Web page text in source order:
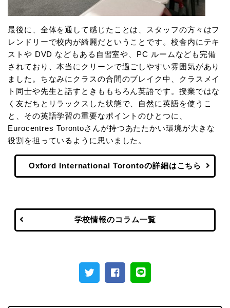
最後に、全体を通して感じたことは、スタッフの方々はフ
レンドリーで校内が綺麗だということです。校舎内にテキ
ストや DVD などもある自習室や、PC ルームなども完備
されており、本当にクリーンで過ごしやすい雰囲気があり
ました。ちなみにクラスの合間のブレイク中、クラスメイ
ト同士や先生と話すときももちろん英語です。授業ではな
く友だちとリラックスした状態で、自然に英語を使うこ
と、その英語学習の重要なポイントのひとつに、
Eurocentres Torontoさんが持つあたたかい環境が大きな
役割を担っているように思いました。
Oxford International Torontoの詳細はこちら
学校情報のコラム一覧